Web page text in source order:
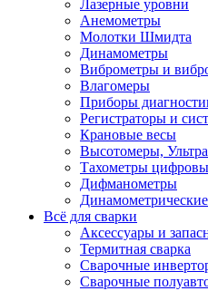
Лазерные уровни
Анемометры
Молотки Шмидта
Динамометры
Виброметры и
Влагомеры
Приборы
Регистраторы и
Крановые весы
Высотомеры,
Тахометры
Дифманометры
Всё для сварки
Аксессуары и
Термитная сварка
Сварочные
Сварочные